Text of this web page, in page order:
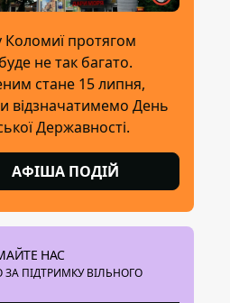
Коломиї протягом
не так багато.
стане 15 липня,
відзначатимемо День
Державності.
АФІША ПОДІЙ
НАС
ПІДТРИМКУ ВІЛЬНОГО